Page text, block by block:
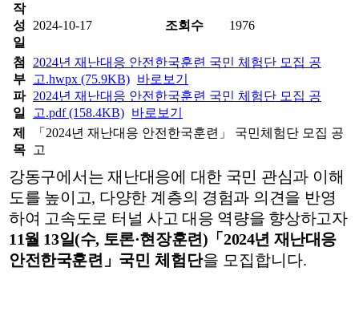
작
성
일
2024-10-17 조회수 1976
첨
부
파
일
2024년 재난대응 안전한국훈련 국민 체험단 모집 공
고.hwpx (75.9KB) 바로보기
2024년 재난대응 안전한국훈련 국민 체험단 모집 공
고.pdf (158.4KB) 바로보기
제
목
「2024년 재난대응 안전한국훈련」 국민체험단 모집 공
고
강동구에서는 재난대응에 대한 국민 관심과 이해
도를 높이고, 다양한 계층의 경험과 의견을 반영
하여 고속도로 터널 사고 대응 역량을 향상하고자
11월 13일(수, 토론·현장훈련) 「2024년 재난대응
안전한국훈련 」 국민 체험단을 모집합니다.